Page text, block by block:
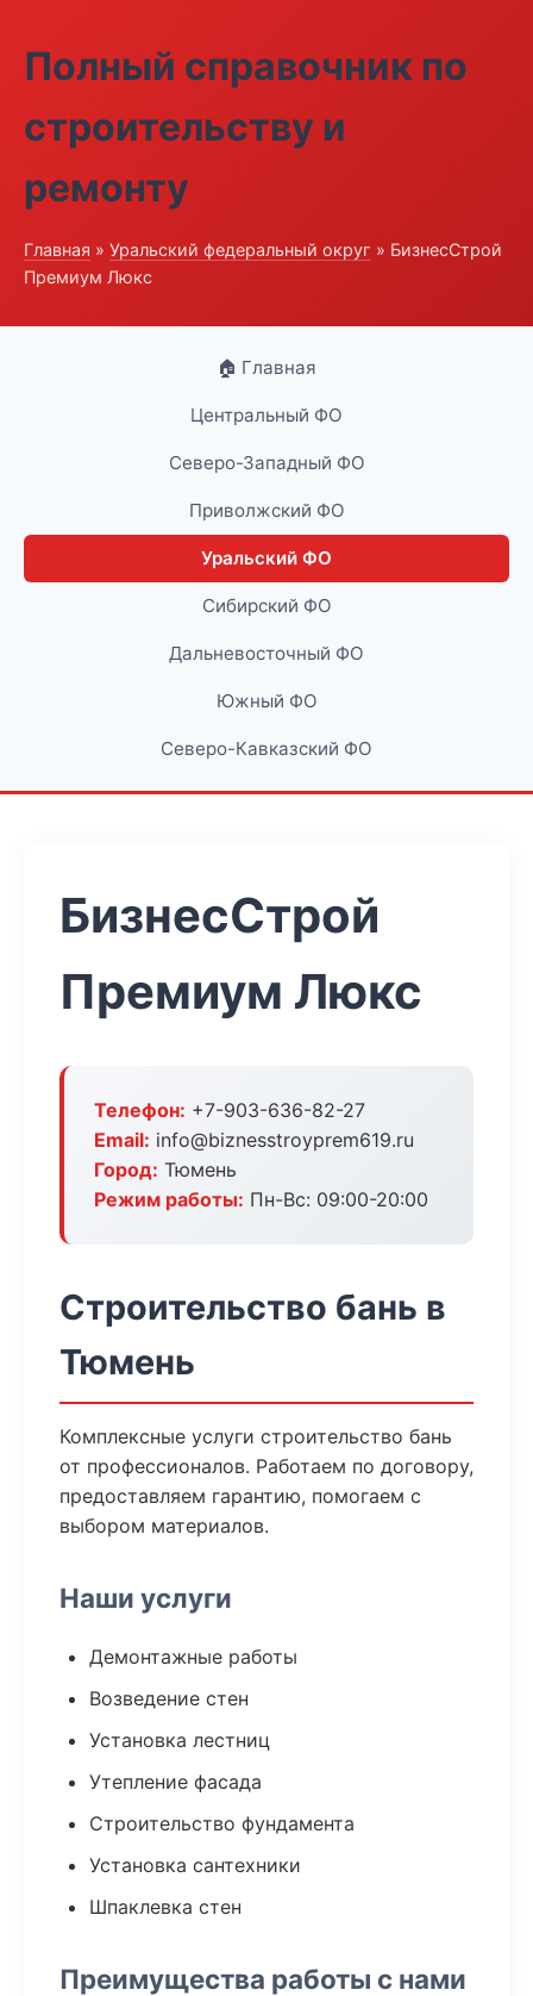
Полный справочник по
строительству и
ремонту
Главная » Уральский федеральный округ » БизнесСтрой
Премиум Люкс
🏠 Главная
Центральный ФО
Северо-Западный ФО
Приволжский ФО
Уральский ФО
Сибирский ФО
Дальневосточный ФО
Южный ФО
Северо-Кавказский ФО
БизнесСтрой
Премиум Люкс
Телефон: +7-903-636-82-27
Email: info@biznesstroyprem619.ru
Город: Тюмень
Режим работы: Пн-Вс: 09:00-20:00
Строительство бань в
Тюмень
Комплексные услуги строительство бань
от профессионалов. Работаем по договору,
предоставляем гарантию, помогаем с
выбором материалов.
Наши услуги
Демонтажные работы
Возведение стен
Установка лестниц
Утепление фасада
Строительство фундамента
Установка сантехники
Шпаклевка стен
Преимущества работы с нами